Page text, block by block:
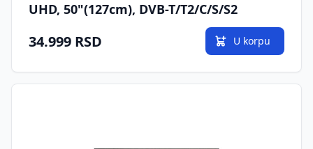
UHD, 50"(127cm), DVB-T/T2/C/S/S2
34.999 RSD U korpu